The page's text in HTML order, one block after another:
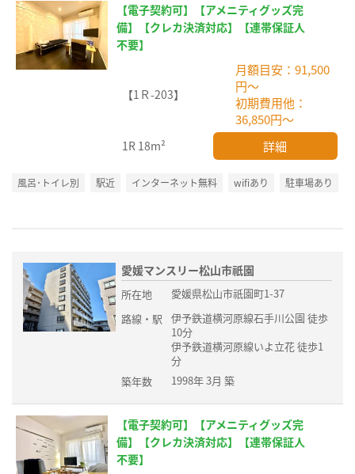
【電子契約可】【アメニティグッズ完
備】【クレカ決済対応】【連帯保証人
不要】
【1Ｒ-203】
月額目安：91,500
円～
初期費用他：
36,850円～
1R 18m² 詳細
風呂･トイレ別 駅近 インターネット無料 wifiあり 駐車場あり
愛媛マンスリー松山市祇園
所在地
愛媛県松山市祇園町1-37
路線・駅
伊予鉄道横河原線石手川公園 徒歩
10分
伊予鉄道横河原線いよ立花 徒歩1
分
築年数
1998年 3月 築
【電子契約可】【アメニティグッズ完
備】【クレカ決済対応】【連帯保証人
不要】